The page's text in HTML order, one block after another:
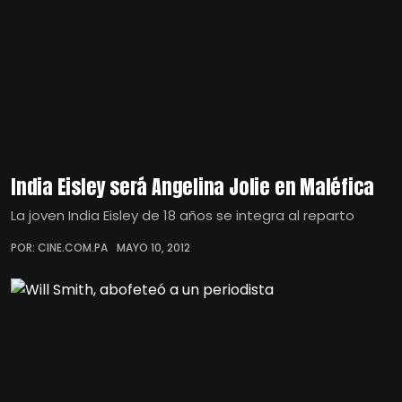
India Eisley será Angelina Jolie en Maléfica
La joven India Eisley de 18 años se integra al reparto
POR: CINE.COM.PA MAYO 10, 2012